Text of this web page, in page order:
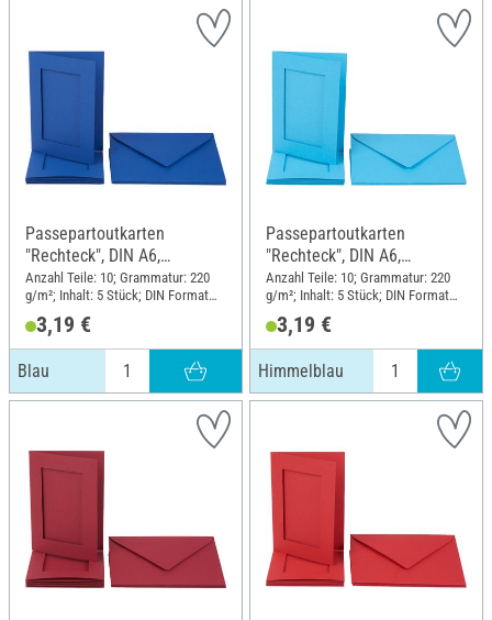
Passepartoutkarten
"Rechteck", DIN A6,
220g/m², 10-tlg., Blau
Anzahl Teile: 10; Grammatur: 220
g/m²; Inhalt: 5 Stück; DIN Format
3,19 €
Blau
Passepartoutkarten
"Rechteck", DIN A6,
220g/m², 10-tlg.,
Himmelblau
Anzahl Teile: 10; Grammatur: 220
g/m²; Inhalt: 5 Stück; DIN Format
3,19 €
Himmelblau